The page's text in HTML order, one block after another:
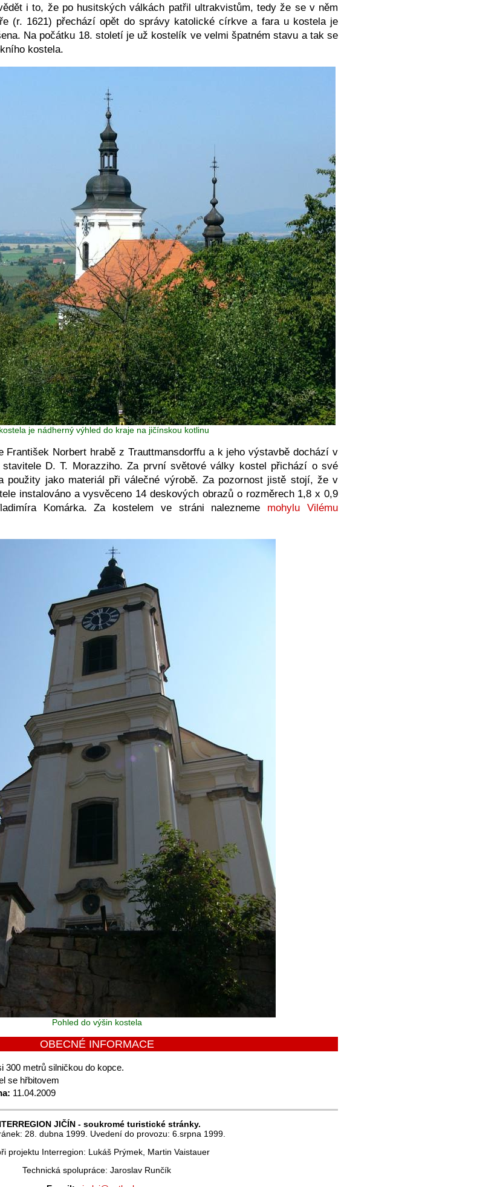
i to, že po husitských válkách patřil ultrakvistům, tedy že se v něm
(r. 1621) přechází opět do správy katolické církve a fara u kostela je
Na počátku 18. století je už kostelík ve velmi špatném stavu a tak se
kostela.
je nádherný výhled do kraje na jičínskou kotlinu
František Norbert hrabě z Trauttmansdorffu a k jeho výstavbě dochází v
stavitele D. T. Morazziho. Za první světové války kostel přichází o své
použity jako materiál při válečné výrobě. Za pozornost jistě stojí, že v
instalováno a vysvěceno 14 deskových obrazů o rozměrech 1,8 x 0,9
Komárka. Za kostelem ve stráni nalezneme mohylu Vilému
Pohled do výšin kostela
OBECNÉ INFORMACE
300 metrů silničkou do kopce.
se hřbitovem
11.04.2009
JIČÍN - soukromé turistické stránky.
28. dubna 1999. Uvedení do provozu: 6.srpna 1999.
projektu Interregion: Lukáš Prýmek, Martin Vaistauer
Technická spolupráce: Jaroslav Runčík